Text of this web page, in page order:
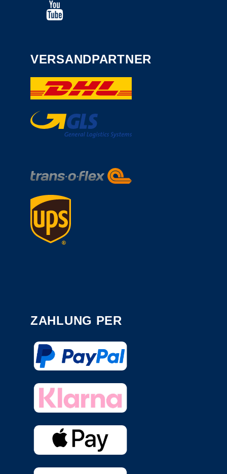
VERSANDPARTNER
ZAHLUNG PER